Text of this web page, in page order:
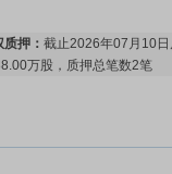
质押： 截止2026年07月10
万股，质押总笔数2笔